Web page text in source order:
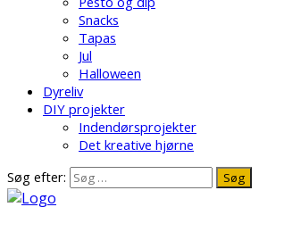
Snacks
Tapas
Jul
Halloween
Dyreliv
DIY projekter
Indendørsprojekter
Det kreative hjørne
Søg efter: